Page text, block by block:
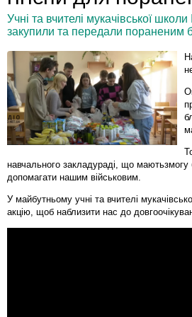
Учні та вчителі мукачівської
закупили та передали пораненим
навчального закладураді, що маютьзмогу
допомагати нашим військовим.
У майбутньому учні та вчителі
акцію, щоб наблизити нас до